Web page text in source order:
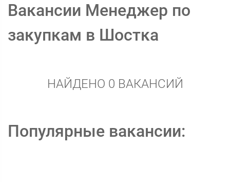
Вакансии Менеджер по
закупкам в Шостка
НАЙДЕНО 0 ВАКАНСИЙ
Популярные вакансии: